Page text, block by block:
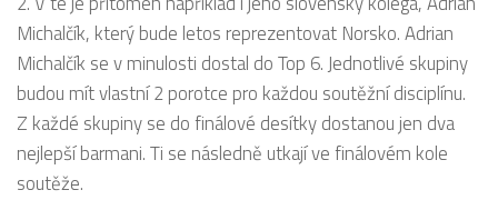
Michalčík, který bude letos reprezentovat Norsko. Adrian
Michalčík se v minulosti dostal do Top 6. Jednotlivé skupiny
budou mít vlastní 2 porotce pro každou soutěžní disciplínu.
Z každé skupiny se do finálové desítky dostanou jen dva
nejlepší barmani. Ti se následně utkají ve finálovém kole
soutěže.